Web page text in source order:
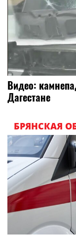
Видео:
Дагестане
БРЯНСКАЯ